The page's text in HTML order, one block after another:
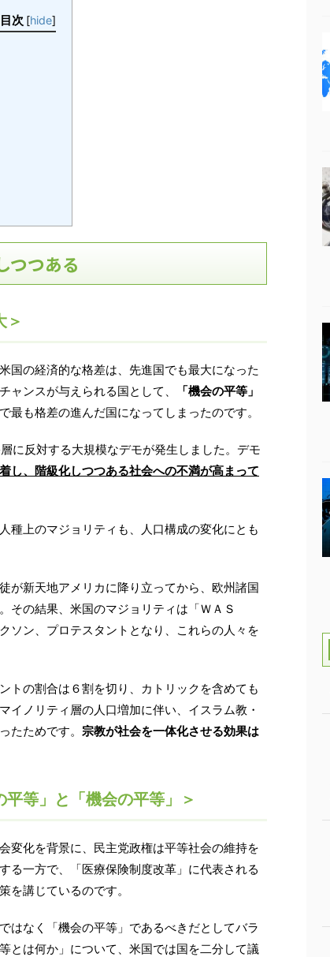
次 [hide]
つつある
＞
国の経済的な格差は、先進国でも最大になった
ャンスが与えられる国として、
「機会の平等」
も格差の進んだ国になってしまったのです。
に反対する大規模なデモが発生しました。デモ
し、階級化しつつある社会への不満が高まって
種上のマジョリティも、人口構成の変化にとも
が新天地アメリカに降り立ってから、欧州諸国
その結果、米国のマジョリティは「ＷＡＳ
ソン、プロテスタントとなり、これらの人々を
トの割合は６割を切り、カトリックを含めても
イノリティ層の人口増加に伴い、イスラム教・
たためです。 宗教が社会を一体化させる効果は
等」と「機会の平等」＞
変化を背景に、民主党政権は平等社会の維持を
る一方で、「医療保険制度改革」に代表される
を講じているのです。
はなく「機会の平等」であるべきだとしてバラ
とは何か」について、米国では国を二分して議